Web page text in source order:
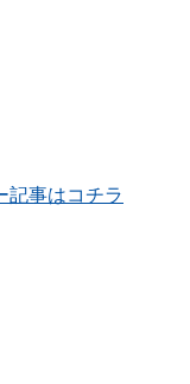
記事はコチラ